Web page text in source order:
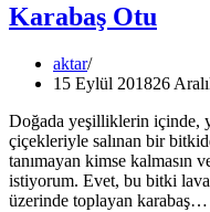
Karabaş Otu
aktar
15 Eylül 201826
Doğada yeşilliklerin içinde,
çiçekleriyle salınan bir
tanımayan kimse kalmasın
istiyorum. Evet, bu bitki
üzerinde toplayan karabaş…